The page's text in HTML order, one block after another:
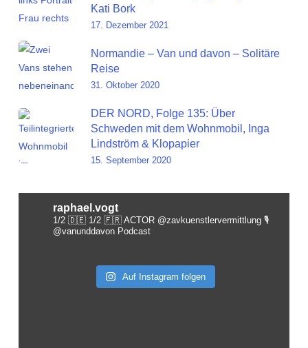
Kati Bork
17. Dezember 2021
Normandie – Van und davon – Solitäre
Reise
31. Oktober 2020
DER NORD, Folge 135: Über
Schweden mit dem Wohnmobil, Inga
Lindström & Klopapier
15. September 2020
raphael.vogt
1/2 🇩🇪 1/2 🇫🇷 ACTOR @zavkuenstlervermittlung 🎙️
@vanunddavon Podcast
Auf Instagram folgen